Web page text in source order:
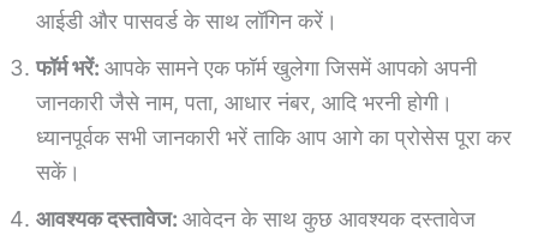
आईडी और पासवर्ड के साथ लॉगिन करें।
फॉर्म भरें: आपके सामने एक फॉर्म खुलेगा जिसमें आपको अपनी
जानकारी जैसे नाम, पता, आधार नंबर, आदि भरनी होगी।
ध्यानपूर्वक सभी जानकारी भरें ताकि आप आगे का प्रोसेस पूरा कर
सकें।
आवश्यक दस्तावेज: आवेदन के साथ कुछ आवश्यक दस्तावेज